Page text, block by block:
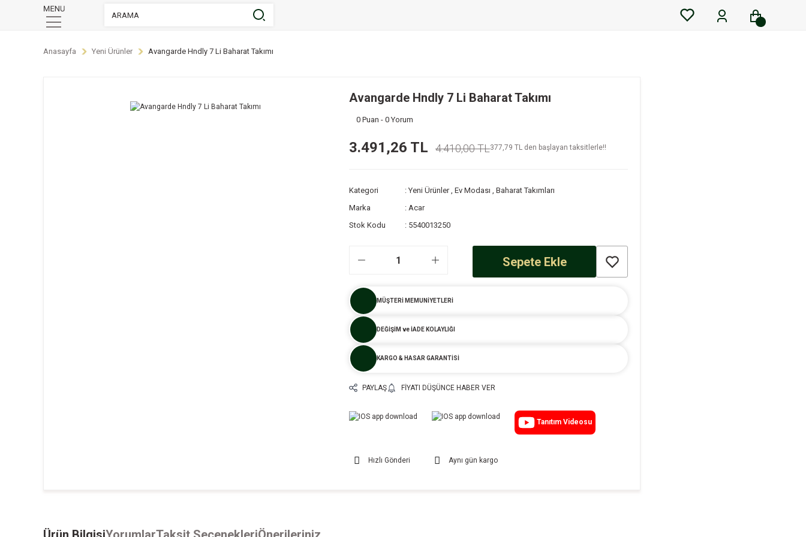
Anasayfa Yeni Ürünler Avangarde Hndly 7 Li Baharat Takımı
Avangarde Hndly 7 Li Baharat Takımı
0 Puan - 0 Yorum
3.491,26 TL 4.410,00 TL377,79 TL den başlayan taksitlerle!!
Kategori Yeni Ürünler , Ev Modası , Baharat Takımları
Marka
Acar
Stok Kodu
5540013250
Sepete Ekle
MÜŞTERİ MEMUNİYETLERİ
DEĞİŞİM ve İADE KOLAYLIĞI
KARGO & HASAR GARANTİSİ
PAYLAŞ FIYATI DÜŞÜNCE HABER VER
Tanıtım Videosu
Hızlı Gönderi Aynı gün kargo